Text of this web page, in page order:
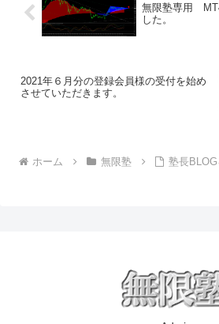
無限塾専用
した。
2021年６月分の登録会員様の受付を始め
させていただきます。
ホーム 無限塾 塾長BLOG